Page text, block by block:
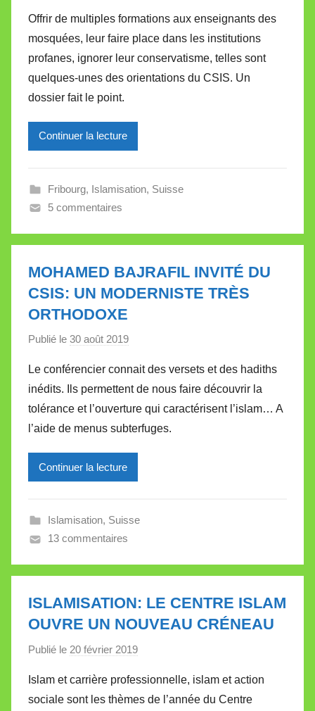
r
M
i
r
e
l
l
V
a
l
t
t
e
Offrir de multiples formations aux enseignants des
mosquées, leur faire place dans les institutions
profanes, ignorer leur conservatisme, telles sont
quelques-unes des orientations du CSIS. Un
dossier fait le point.
Continuer la lecture
Fribourg, Islamisation, Suisse
5 commentaires
MOHAMED BAJRAFIL INVITÉ DU
CSIS: UN MODERNISTE TRÈS
ORTHODOXE
Publié le 30 août 2019
r
M
i
r
l
e
l
l
t
t
Le conférencier connait des versets et des hadiths
inédits. Ils permettent de nous faire découvrir la
tolérance et l’ouverture qui caractérisent l’islam… A
l’aide de menus subterfuges.
Continuer la lecture
Islamisation, Suisse
13 commentaires
ISLAMISATION: LE CENTRE ISLAM
OUVRE UN NOUVEAU CRÉNEAU
Publié le 20 février 2019
r
M
Islam et carrière professionnelle, islam et action
sociale sont les thèmes de l’année du Centre